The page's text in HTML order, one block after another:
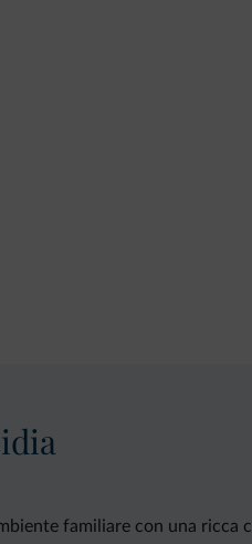
familiare con una ricca